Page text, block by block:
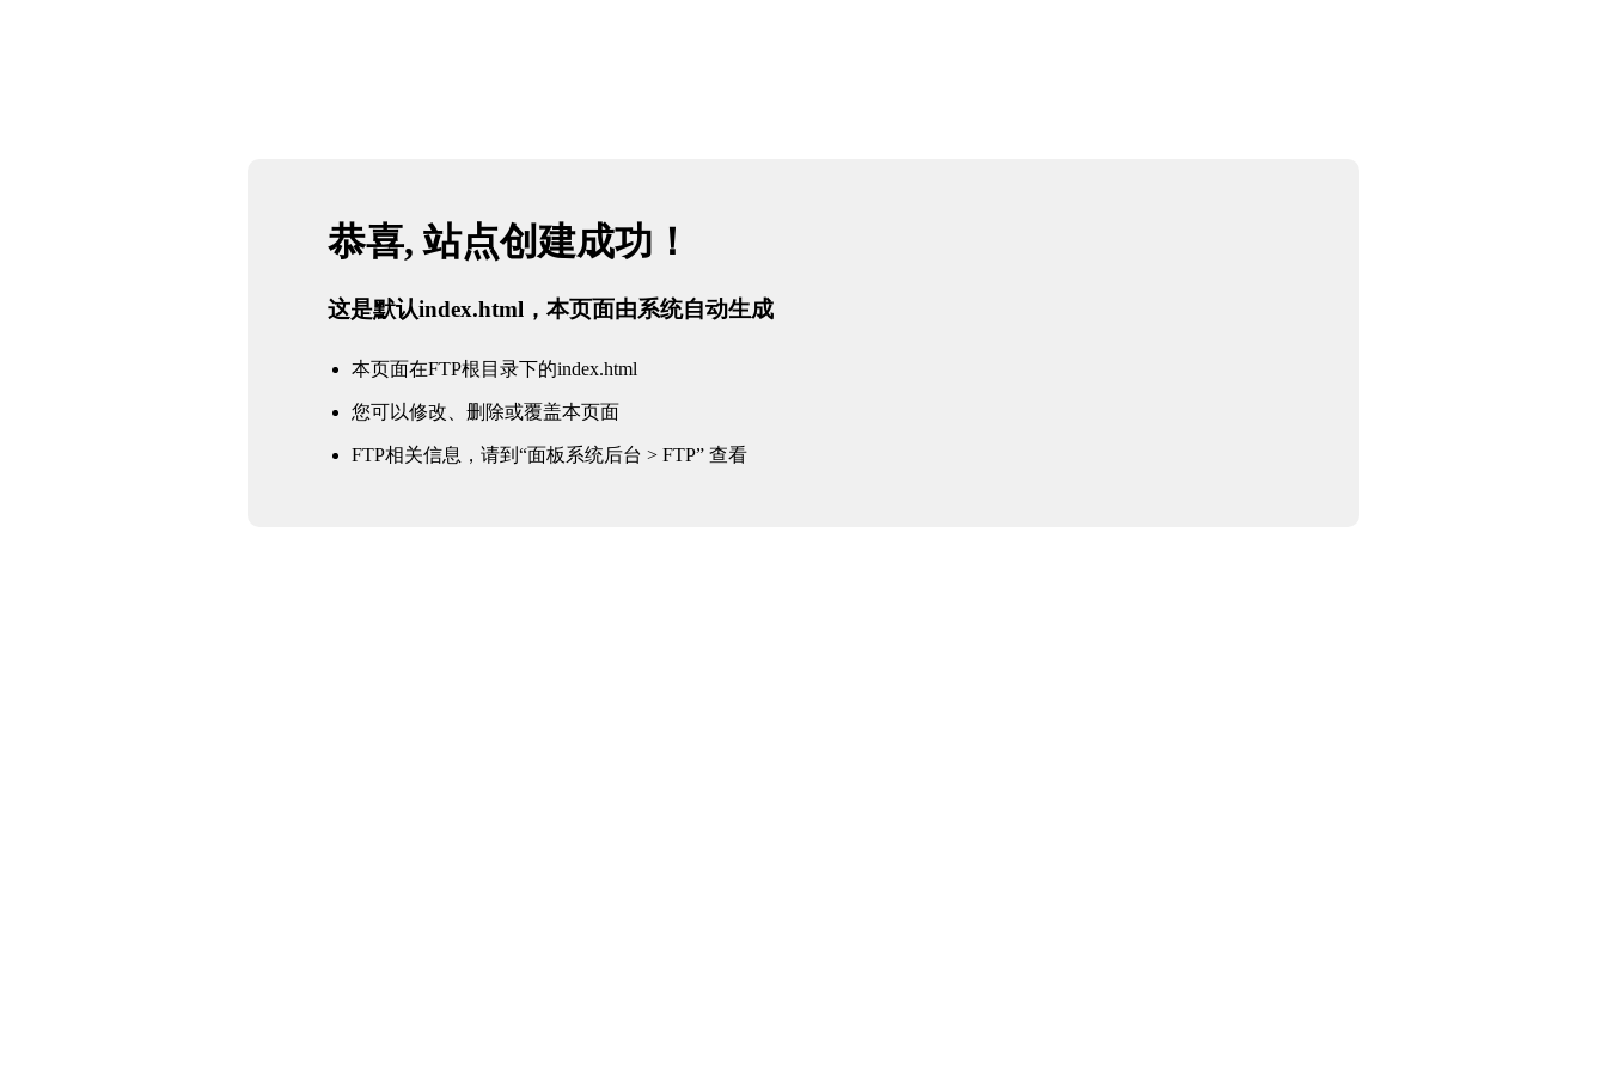
恭喜, 站点创建成功！
这是默认index.html，本页面由系统自动生成
本页面在FTP根目录下的index.html
您可以修改、删除或覆盖本页面
FTP相关信息，请到“面板系统后台 > FTP” 查看